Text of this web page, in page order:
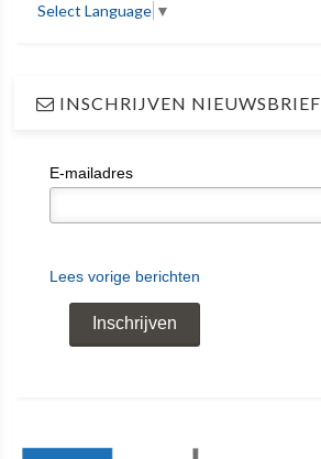
Select Language ▼
INSCHRIJVEN NIEUWSBRIEF
E-mailadres
Lees vorige berichten